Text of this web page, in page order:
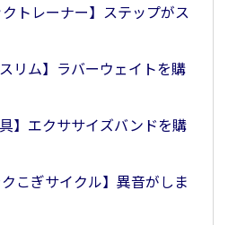
クトレーナー】ステップがス
リム】ラバーウェイトを購
】エクササイズバンドを購
クこぎサイクル】異音がしま